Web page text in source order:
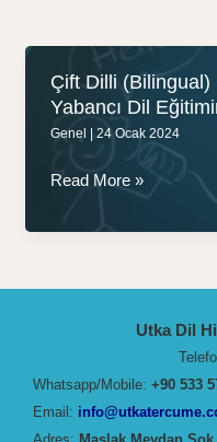
Çift Dilli
Yabancı Dil
Genel | 24 Ocak 2024
Çift
(Bilingual)
Eğitiminin
Önemi
Read More »
Utka Dil
Whatsapp/Mobile: +90 533
Email: